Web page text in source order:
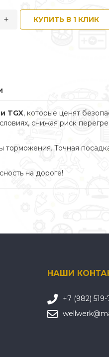
+ КУПИТЬ В 1 КЛИК
TGX, которые ценят
снижая риск
торможения. Точная
на дороге!
НАШИ
+7 (982) 519-